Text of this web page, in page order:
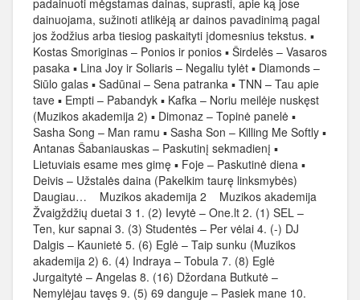
dainuojama, sužinoti atlikėją ar dainos pavadinimą pagal
jos žodžius arba tiesiog paskaityti įdomesnius tekstus. ▪
Kostas Smoriginas – Ponios ir ponios ▪ Širdelės – Vasaros
pasaka ▪ Lina Joy ir Soliaris – Negaliu tylėt ▪ Diamonds –
Siūlo galas ▪ Sadūnai – Sena patranka ▪ TNN – Tau apie
tave ▪ Empti – Pabandyk ▪ Kafka – Noriu meilėje nuskęst
(Muzikos akademija 2) ▪ Dimonaz – Topinė panelė ▪
Sasha Song – Man ramu ▪ Sasha Son – Killing Me Softly ▪
Antanas Šabaniauskas – Paskutinį sekmadienį ▪
Lietuviais esame mes gimę ▪ Foje – Paskutinė diena ▪
Deivis – Užstalės daina (Pakelkim taurę linksmybės)
Daugiau… Muzikos akademija 2 Muzikos akademija
Žvaigždžių duetai 3 1. (2) Ievytė – One.lt 2. (1) SEL –
Ten, kur sapnai 3. (3) Studentės – Per vėlai 4. (-) DJ
Dalgis – Kaunietė 5. (6) Eglė – Taip sunku (Muzikos
akademija 2) 6. (4) Indraya – Tobula 7. (8) Eglė
Jurgaitytė – Angelas 8. (16) Džordana Butkutė –
Nemylėjau tavęs 9. (5) 69 danguje – Pasiek mane 10.